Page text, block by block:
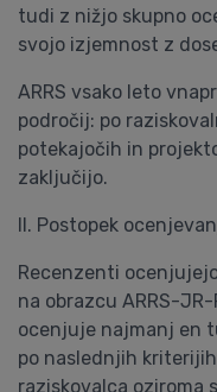
tudi z nižjo skupno
svojo izjemnost z
ARRS vsako leto
področij: po
potekajočih in
zaključijo.
II. Postopek
Recenzenti
na obrazcu ARRS-
ocenjuje najmanj en
po naslednjih
raziskovalca oziroma